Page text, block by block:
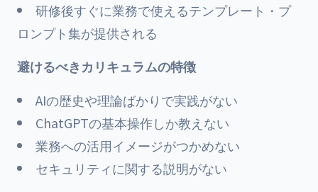
研修後すぐに業務で使えるテンプレート・プ
ロンプト集が提供される
避けるべきカリキュラムの特徴
AIの歴史や理論ばかりで実践がない
ChatGPTの基本操作しか教えない
業務への活用イメージがつかめない
セキュリティに関する説明がない